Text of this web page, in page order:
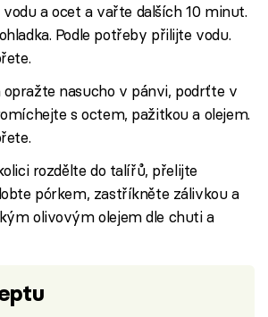
a ocet a vařte dalších 10 minut.
Podle potřeby přilijte vodu.
nasucho v pánvi, podrťte v
s octem, pažitkou a olejem.
rozdělte do talířů, přelijte
pórkem, zastříkněte zálivkou a
olivovým olejem dle chuti a